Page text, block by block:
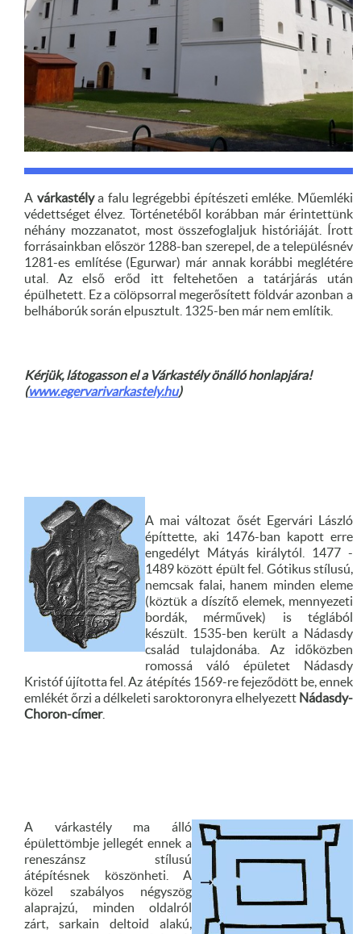
A várkastélya falu legrégebbi építészeti emléke. Műemléki
védettséget élvez. Történetéből korábban már érintettünk
néhány mozzanatot, most összefoglaljuk históriáját. Írott
forrásainkban először 1288-ban szerepel, de a településnév
1281-es említése (Egurwar) már annak korábbi meglétére
utal. Az első erőd itt feltehetően a tatárjárás után
épülhetett. Ez a cölöpsorral megerősített földvár azonban a
belháborúk során elpusztult. 1325-ben már nem említik.
Kérjük, látogasson el a Várkastély önálló honlapjára!
(www.egervarivarkastely.hu)
A mai változat ősét Egervári László
építtette, aki 1476-ban kapott erre
engedélyt Mátyás királytól. 1477 -
1489 között épült fel. Gótikus stílusú,
nemcsak falai, hanem minden eleme
(köztük a díszítő elemek, mennyezeti
bordák, mérművek) is téglából
készült. 1535-ben került a Nádasdy
család tulajdonába. Az időközben
romossá váló épületet Nádasdy
Kristóf újította fel. Az átépítés 1569-re fejeződött be, ennek
emlékét őrzi a délkeleti saroktoronyra elhelyezett Nádasdy-
Choron-címer.
A várkastély ma álló
épülettömbje jellegét ennek a
reneszánsz stílusú
átépítésnek köszönheti. A
közel szabályos négyszög
alaprajzú, minden oldalról
zárt, sarkain deltoid alakú,